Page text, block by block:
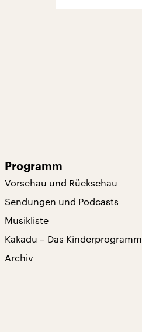
Programm
Vorschau und Rückschau
Sendungen und Podcasts
Musikliste
Kakadu – Das Kinderprogramm
Archiv